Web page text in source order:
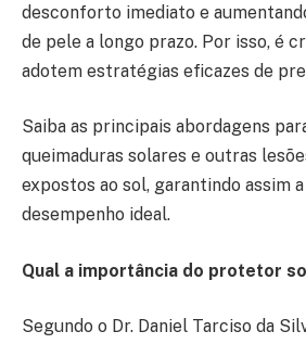
desconforto imediato e
de pele a longo prazo. Por isso, é
adotem estratégias eficazes de
Saiba as principais abordagens
queimaduras solares e outras
expostos ao sol, garantindo assim a
desempenho ideal.
Qual a importância do protetor
Segundo o Dr. Daniel Tarciso da